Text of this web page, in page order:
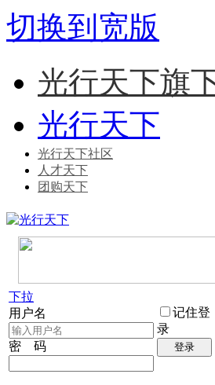
切换到宽版
光行天下旗
光行天下
光行天下社区
人才天下
团购天下
下拉
用户名
密 码
记住登
录
登录